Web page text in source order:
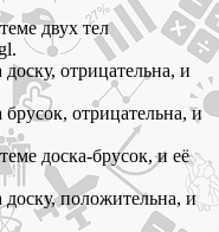
двух тел
отрицательна, и
отрицательна, и
доска-брусок, и её
положительна, и